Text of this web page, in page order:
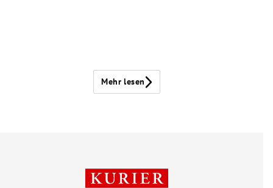
Mehr lesen